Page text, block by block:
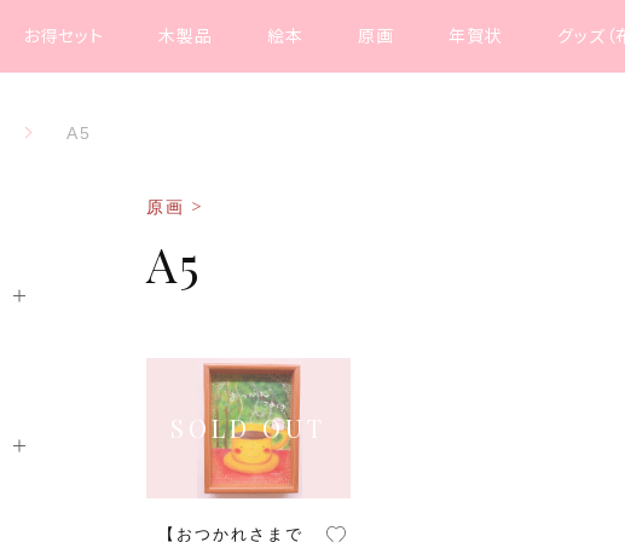
お得セット 木製品 絵本 原画 年賀状 グッズ（
A5
原画 >
A5
【おつかれさまで